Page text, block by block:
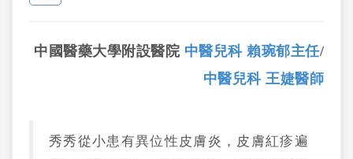
中國醫藥大學附設醫院 中醫兒科 賴琬郁主任/
中醫兒科 王婕醫師
秀秀從小患有異位性皮膚炎，皮膚紅疹遍